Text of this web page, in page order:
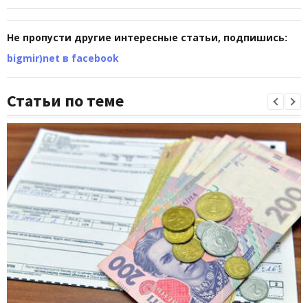
Не пропусти другие интересные статьи, подпишись:
bigmir)net в facebook
Статьи по теме